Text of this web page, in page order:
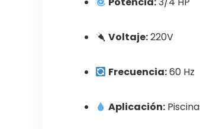
Voltaje:220V
Frecuencia:60 Hz
Aplicación: